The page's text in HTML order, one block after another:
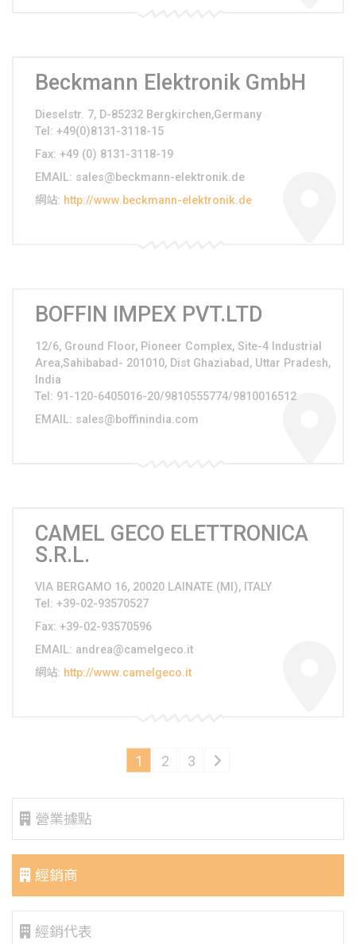
營業據點
經銷商
經銷代表
Beckmann Elektronik GmbH
Dieselstr. 7, D-85232 Bergkirchen,Germany
Tel : +49(0)8131-3118-15
Fax: +49 (0) 8131-3118-19
EMAIL: sales@beckmann-elektronik.de
網站: http://www.beckmann-elektronik.de
BOFFIN IMPEX PVT.LTD
12/6, Ground Floor, Pioneer Complex, Site-4 Industrial
Area,Sahibabad- 201010, Dist Ghaziabad, Uttar Pradesh,
India
Tel : 91-120-6405016-20/9810555774/9810016512
EMAIL: sales@boffinindia.com
CAMEL GECO ELETTRONICA
S.R.L.
VIA BERGAMO 16, 20020 LAINATE (MI), ITALY
Tel : +39-02-93570527
Fax: +39-02-93570596
EMAIL: andrea@camelgeco.it
網站: http://www.camelgeco.it
1 2 3